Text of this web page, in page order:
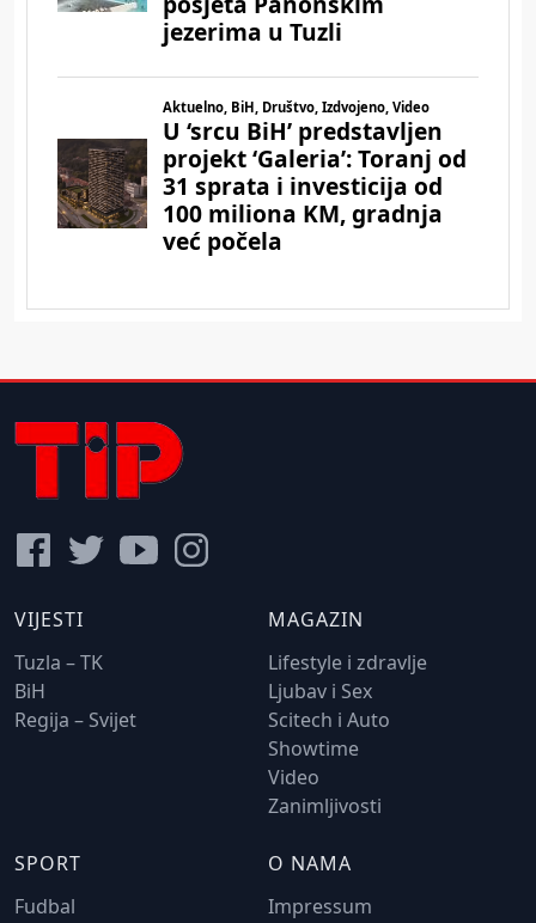
VIJESTI
Tuzla – TK
BiH
Regija – Svijet
MAGAZIN
Lifestyle i zdravlje
Ljubav i Sex
Scitech i Auto
Showtime
Video
Zanimljivosti
SPORT
Fudbal
O NAMA
Impressum